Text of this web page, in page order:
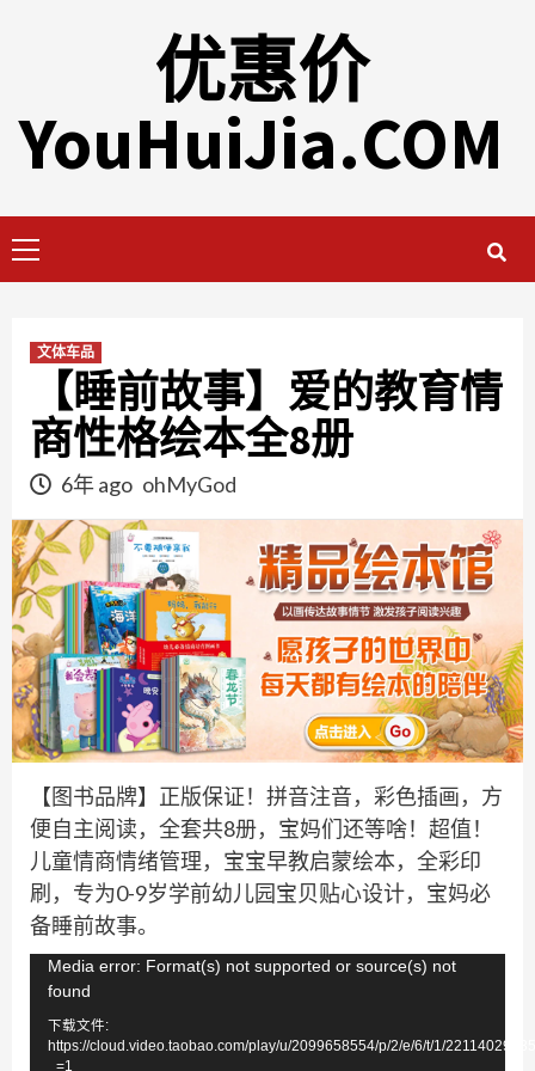
优惠价
YouHuiJia.COM
Menu
文体车品
【睡前故事】爱的教育情
商性格绘本全8册
6年 ago ohMyGod
【图书品牌】正版保证！拼音注音，彩色插画，方
便自主阅读，全套共8册，宝妈们还等啥！超值！
儿童情商情绪管理，宝宝早教启蒙绘本，全彩印
刷，专为0-9岁学前幼儿园宝贝贴心设计，宝妈必
备睡前故事。
视
频
Media error: Format(s) not supported or source(s) not
found
下载文件:
https://cloud.video.taobao.com/play/u/2099658554/p/2/e/6/t/1/
_=1